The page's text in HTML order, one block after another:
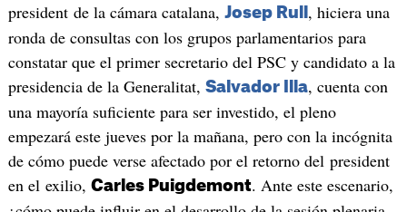
president de la cámara catalana, Josep Rull , hiciera una
ronda de consultas con los grupos parlamentarios para
constatar que el primer secretario del PSC y candidato a la
presidencia de la Generalitat, Salvador Illa, cuenta con
una mayoría suficiente para ser investido, el pleno
empezará este jueves por la mañana, pero con la incógnita
de cómo puede verse afectado por el retorno del president
en el exilio, Carles Puigdemont. Ante este escenario,